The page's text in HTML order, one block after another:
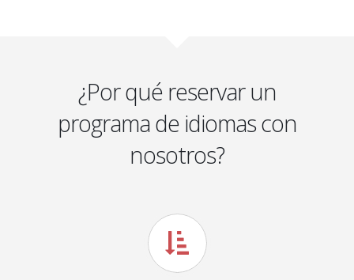
¿Por qué reservar un
programa de idiomas con
nosotros?